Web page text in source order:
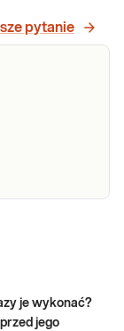
pytanie
je wykonać?
jego